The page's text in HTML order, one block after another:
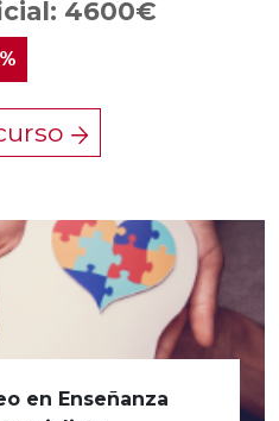
4600€
en Enseñanza